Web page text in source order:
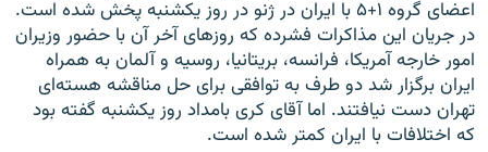
اعضای گروه ۱+۵ با ايران در ژنو در روز یکشنبه پخش شده است.
در جريان اين مذاکرات فشرده که روزهای آخر آن با حضور وزيران
امور خارجه آمريکا، فرانسه، بريتانيا، روسيه و آلمان به همراه
ايران برگزار شد دو طرف به توافقی برای حل مناقشه هسته‌ای
تهران دست نيافتند. اما آقای کری بامداد روز يکشنبه گفته بود
که اختلافات با ايران کمتر شده است.